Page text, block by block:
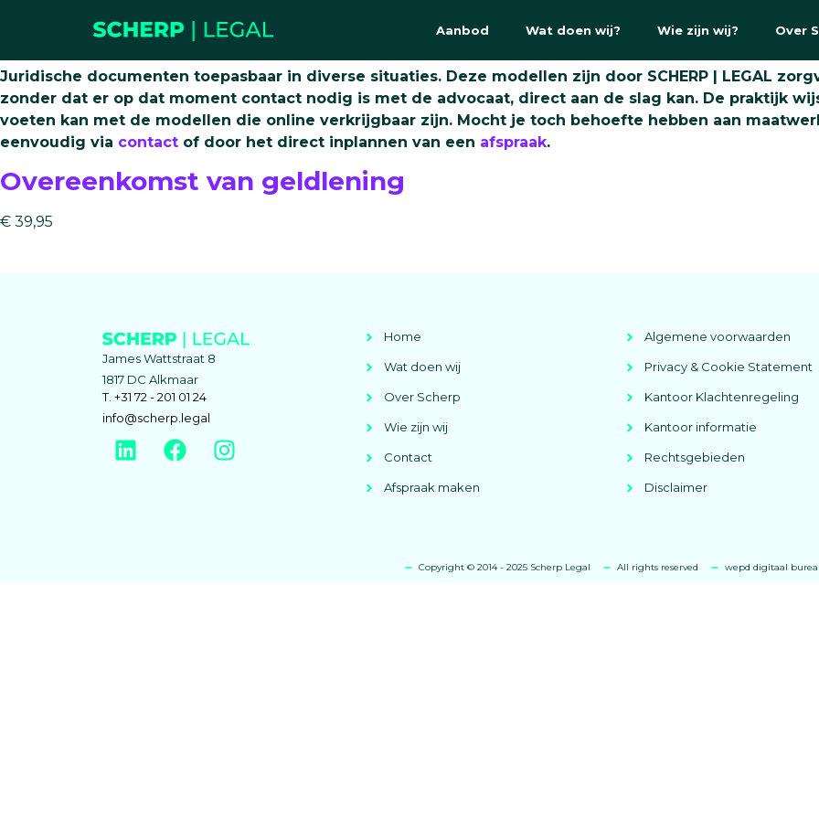
Aanbod Wat doen wij? Wie zijn wij? Over
Modellen
Juridische documenten toepasbaar in diverse situaties. Deze modellen zijn door SCHERP | LEGAL
zonder dat er op dat moment contact nodig is met de advocaat, direct aan de slag kan. De praktijk
voeten kan met de modellen die online verkrijgbaar zijn. Mocht je toch behoefte hebben aan
eenvoudig via contact of door het direct inplannen van een afspraak.
Overeenkomst van geldlening
€ 39,95
James Wattstraat 8
1817 DC Alkmaar
T. +31 72 - 201 01 24
info@scherp.legal
Home
Wat doen wij
Over Scherp
Wie zijn wij
Contact
Afspraak maken
Algemene voorwaarden
Privacy & Cookie Statement
Kantoor Klachtenregeling
Kantoor informatie
Rechtsgebieden
Disclaimer
Copyright © 2014 - 2025 Scherp Legal All rights reserved wepd digitaal